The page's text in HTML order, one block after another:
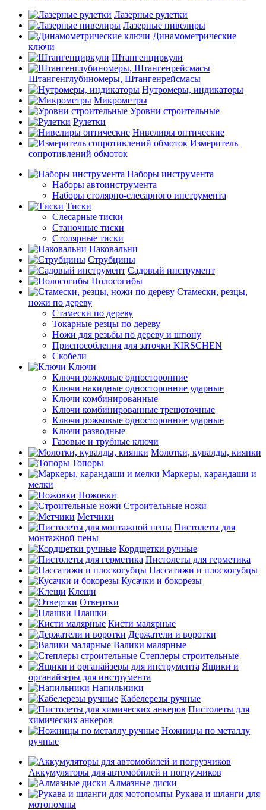
Лазерные рулетки
Лазерные нивелиры
Динамометрические
ключи
Штангенциркули
Штангенглубиномеры, Штангенрейсмасы
Нутромеры, индикаторы
Микрометры
Уровни строительные
Рулетки
Нивелиры оптические
Измеритель
сопротивлений обмоток
Наборы инструмента
Наборы автоинструмента
Наборы столярно-слесарного инструмента
Тиски
Слесарные тиски
Станочные тиски
Столярные тиски
Наковальни
Струбцины
Садовый инструмент
Полосогибы
Стамески, резцы,
ножи по дереву
Стамески по дереву
Токарные резцы по дереву
Ножи для резьбы по дереву и шпону
Приспособления для заточки KIRSCHEN
Скобели
Ключи
Ключи рожковые односторонние
Ключи накидные односторонние ударные
Ключи комбинированные
Ключи комбинированные трещоточные
Ключи рожковые односторонние ударные
Ключи разводные
Газовые и трубные ключи
Молотки, кувалды, киянки
Топоры
Маркеры, карандаши и
мелки
Ножовки
Строительные ножи
Метчики
Пистолеты для
монтажной пены
Кордщетки ручные
Пистолеты для герметика
Пассатижи и плоскогубцы
Кусачки и бокорезы
Клещи
Отвертки
Плашки
Кисти малярные
Держатели и воротки
Валики малярные
Степлеры строительные
Ящики и
органайзеры для инструмента
Напильники
Кабелерезы ручные
Пистолеты для
химических анкеров
Ножницы по металлу
ручные
Аккумуляторы для автомобилей и погрузчиков
Алмазные диски
Рукава и шланги для
мотопомпы